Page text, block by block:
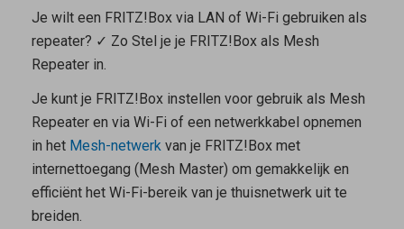
Je wilt een FRITZ!Box via LAN of Wi-Fi gebruiken als
repeater? ✓ Zo Stel je je FRITZ!Box als Mesh
Repeater in.
Je kunt je FRITZ!Box instellen voor gebruik als Mesh
Repeateren via Wi-Fi of een netwerkkabel opnemen
in het Mesh-netwerkvan je FRITZ!Box met
internettoegang ( Mesh Master) om gemakkelijk en
efficiënt het Wi-Fi-bereik van je thuisnetwerk uit te
breiden.